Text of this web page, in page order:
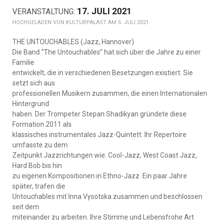
17. JULI 2021
KULTURPALAST AM 5. JULI 2021
THE UNTOUCHABLES (Jazz, Hannover)
Die Band “The Untouchables” hat sich über die Jahre zu einer
Familie
entwickelt, die in verschiedenen Besetzungen existiert. Sie
setzt sich aus
professionellen Musikern zusammen, die einen Internationalen
Hintergrund
haben. Der Trompeter Stepan Shadikyan gründete diese
Formation 2011 als
klassisches instrumentales Jazz-Quintett. Ihr Repertoire
umfasste zu dem
Zeitpunkt Jazzrichtungen wie: Cool-Jazz, West Coast Jazz,
Hard Bob bis hin
zu eigenen Kompositionen in Ethno-Jazz. Ein paar Jahre
später, trafen die
Untouchables mit Inna Vysotska zusammen und beschlossen
seit dem
miteinander zu arbeiten. Ihre Stimme und Lebensfrohe Art